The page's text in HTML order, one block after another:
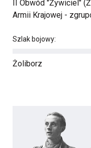
II Obwód "Żywiciel"
Armii Krajowej -
Szlak bojowy:
Żoliborz